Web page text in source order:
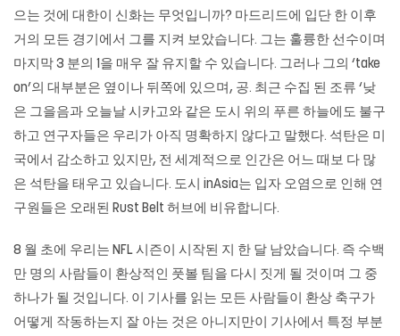
으는 것에 대한이 신화는 무엇입니까? 마드리드에 입단 한 이후
거의 모든 경기에서 그를 지켜 보았습니다. 그는 훌륭한 선수이며
마지막 3 분의 1을 매우 잘 유지할 수 있습니다. 그러나 그의 ‘take
on’의 대부분은 옆이나 뒤쪽에 있으며, 공. 최근 수집 된 조류 ‘낮
은 그을음과 오늘날 시카고와 같은 도시 위의 푸른 하늘에도 불구
하고 연구자들은 우리가 아직 명확하지 않다고 말했다. 석탄은 미
국에서 감소하고 있지만, 전 세계적으로 인간은 어느 때보 다 많
은 석탄을 태우고 있습니다. 도시 inAsia는 입자 오염으로 인해 연
구원들은 오래된 Rust Belt 허브에 비유합니다.
8 월 초에 우리는 NFL 시즌이 시작된 지 한 달 남았습니다. 즉 수백
만 명의 사람들이 환상적인 풋볼 팀을 다시 짓게 될 것이며 그 중
하나가 될 것입니다. 이 기사를 읽는 모든 사람들이 환상 축구가
어떻게 작동하는지 잘 아는 것은 아니지만이 기사에서 특정 부분